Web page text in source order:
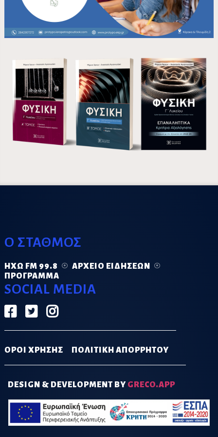
Ο ΣΤΑΘΜΟΣ
ΗΧΏ FM 99.8
ΑΡΧΕΊΟ ΕΙΔΉΣΕΩΝ
ΠΡΌΓΡΑΜΜΑ
SOCIAL MEDIA
ΟΡΟΙ ΧΡΗΣΗΣ ΠΟΛΙΤΙΚΗ ΑΠΟΡΡΗΤΟΥ
DESIGN & DEVELOPMENT BY GRECO.APP